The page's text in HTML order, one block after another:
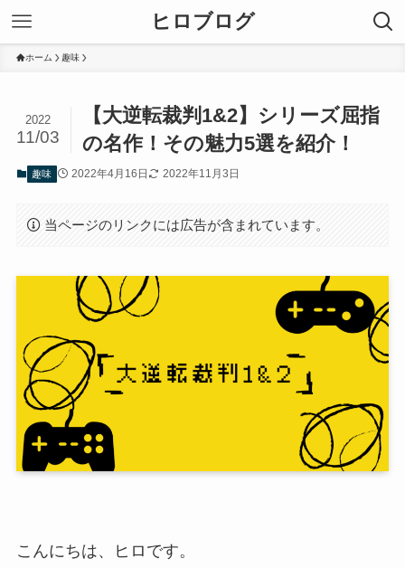
ヒロブログ
ホーム 趣味
【大逆転裁判1&2】シリーズ屈指
の名作！その魅力5選を紹介！
2022
11/03
趣味 2022年4月16日 2022年11月3日
当ページのリンクには広告が含まれています。
こんにちは、ヒロです。